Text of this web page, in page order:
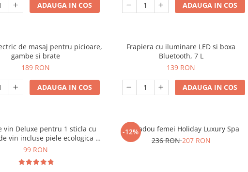
ADAUGA IN COS ADAUGA IN COS
de masaj pentru picioare,
gambe si brate
189 RON
ADAUGA IN COS
Frapiera cu iluminare LED si boxa
Bluetooth, 7 L
139 RON
ADAUGA IN COS
vin Deluxe pentru 1 sticla cu
vin incluse piele ecologica de
crocodil
99 RON
-12%
Set cadou femei Holiday Luxury Spa
236 RON207 RON